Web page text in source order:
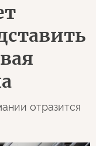
отразится